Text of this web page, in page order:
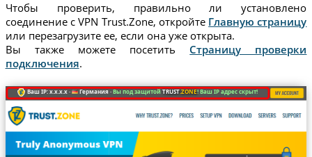
Чтобы проверить, правильно ли установлено
соединение с VPN Trust.Zone, откройте Главную страницу
или перезагрузите ее, если она уже открыта.
Вы также можете посетить Страницу проверки
подключения.
Ваш IP: x.x.x.x · Германия ·Вы под защитойTRUST.ZONE! Ваш IP адрес скрыт!